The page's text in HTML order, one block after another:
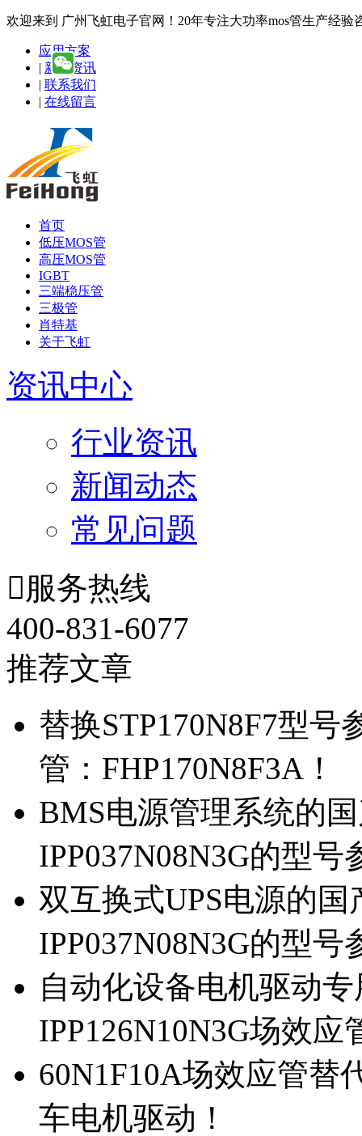
欢迎来到 广州飞虹电子官网！20年专注大功率mos管生产经验
应用方案
| 新闻资讯
| 联系我们
| 在线留言
首页
低压MOS管
高压MOS管
IGBT
三端稳压管
三极管
肖特基
关于飞虹
资讯中心
行业资讯
新闻动态
常见问题
服务热线
400-831-6077
推荐文章
替换STP170N8F7型
管：FHP170N8F3A！
BMS电源管理系统的
IPP037N08N3G的型号
双互换式UPS电源的
IPP037N08N3G的型号
自动化设备电机驱动
IPP126N10N3G场效应
60N1F10A场效应管替
车电机驱动！